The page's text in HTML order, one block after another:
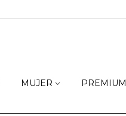
MUJER PREMIUM